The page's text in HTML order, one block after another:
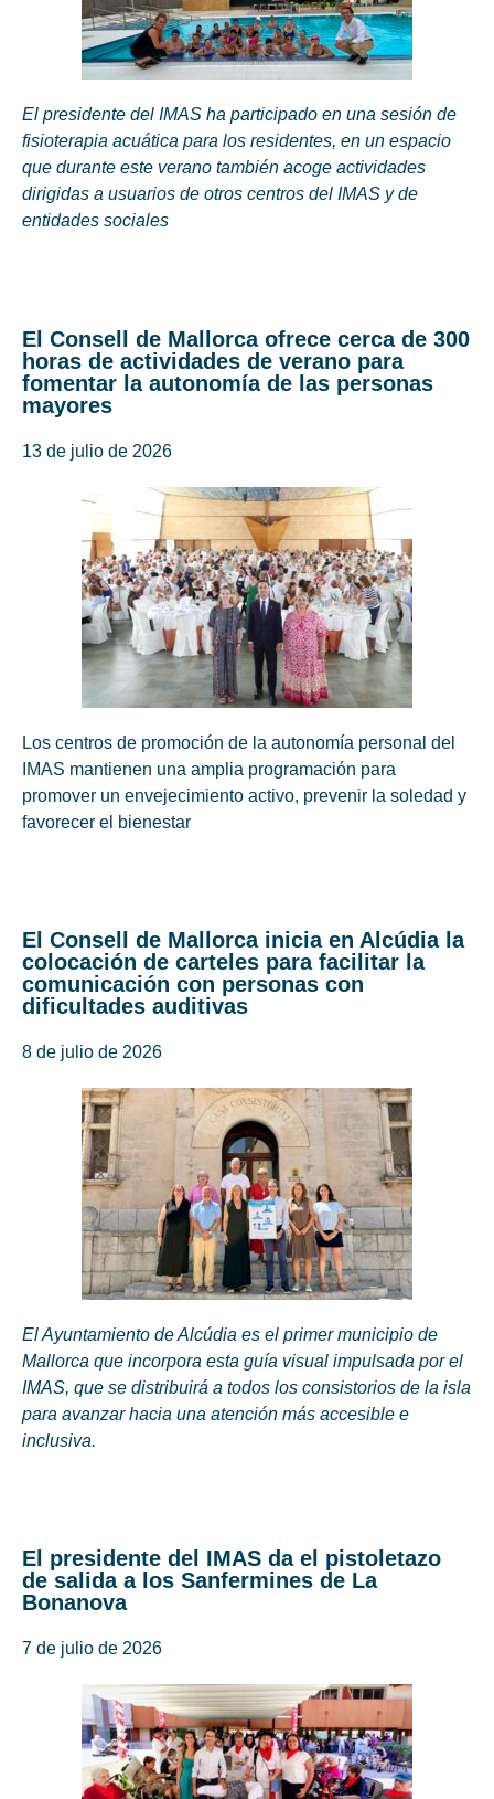
El presidente del IMAS ha participado en una sesión de
fisioterapia acuática para los residentes, en un espacio
que durante este verano también acoge actividades
dirigidas a usuarios de otros centros del IMAS y de
entidades sociales
El Consell de Mallorca ofrece cerca de 300
horas de actividades de verano para
fomentar la autonomía de las personas
mayores
13 de julio de 2026
Los centros de promoción de la autonomía personal del
IMAS mantienen una amplia programación para
promover un envejecimiento activo, prevenir la soledad y
favorecer el bienestar
El Consell de Mallorca inicia en Alcúdia la
colocación de carteles para facilitar la
comunicación con personas con
dificultades auditivas
8 de julio de 2026
El Ayuntamiento de Alcúdia es el primer municipio de
Mallorca que incorpora esta guía visual impulsada por el
IMAS, que se distribuirá a todos los consistorios de la isla
para avanzar hacia una atención más accesible e
inclusiva.
El presidente del IMAS da el pistoletazo
de salida a los Sanfermines de La
Bonanova
7 de julio de 2026